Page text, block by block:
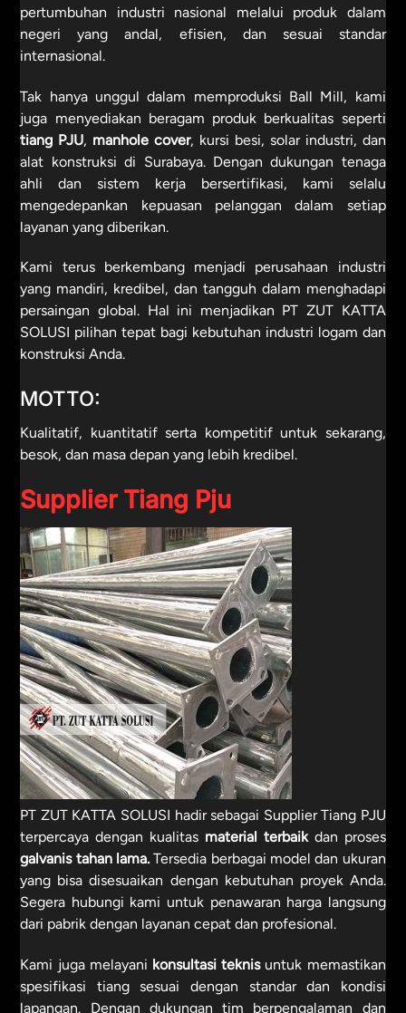
pertumbuhan industri nasional melalui produk dalam
negeri yang andal, efisien, dan sesuai standar
internasional.
Tak hanya unggul dalam memproduksi Ball Mill, kami
juga menyediakan beragam produk berkualitas seperti
tiang PJU, manhole cover, kursi besi, solar industri, dan
alat konstruksi di Surabaya. Dengan dukungan tenaga
ahli dan sistem kerja bersertifikasi, kami selalu
mengedepankan kepuasan pelanggan dalam setiap
layanan yang diberikan.
Kami terus berkembang menjadi perusahaan industri
yang mandiri, kredibel, dan tangguh dalam menghadapi
persaingan global. Hal ini menjadikan PT ZUT KATTA
SOLUSI pilihan tepat bagi kebutuhan industri logam dan
konstruksi Anda.
MOTTO:
Kualitatif, kuantitatif serta kompetitif untuk sekarang,
besok, dan masa depan yang lebih kredibel.
Supplier Tiang Pju
PT ZUT KATTA SOLUSI hadir sebagai Supplier Tiang PJU
terpercaya dengan kualitas material terbaikdan proses
galvanis tahan lama. Tersedia berbagai model dan ukuran
yang bisa disesuaikan dengan kebutuhan proyek Anda.
Segera hubungi kami untuk penawaran harga langsung
dari pabrik dengan layanan cepat dan profesional.
Kami juga melayani konsultasi teknisuntuk memastikan
spesifikasi tiang sesuai dengan standar dan kondisi
lapangan. Dengan dukungan tim berpengalaman dan